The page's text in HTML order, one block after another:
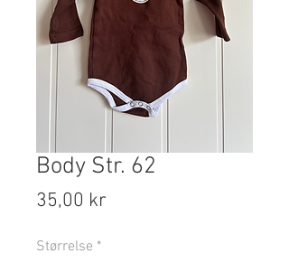
Body Str. 62
35,00 kr
Størrelse *